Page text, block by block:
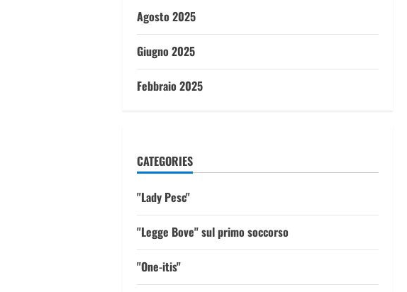
Agosto 2025
Giugno 2025
Febbraio 2025
CATEGORIES
"Lady Pesc"
"Legge Bove" sul primo soccorso
"One-itis"